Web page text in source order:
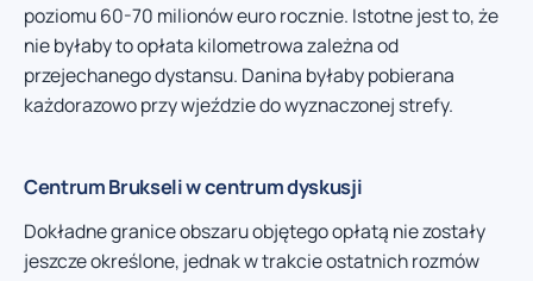
poziomu 60-70 milionów euro rocznie. Istotne jest to, że
nie byłaby to opłata kilometrowa zależna od
przejechanego dystansu. Danina byłaby pobierana
każdorazowo przy wjeździe do wyznaczonej strefy.
Centrum Brukseli w centrum dyskusji
Dokładne granice obszaru objętego opłatą nie zostały
jeszcze określone, jednak w trakcie ostatnich rozmów